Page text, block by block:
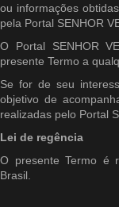
ou informações
pela Portal SENHOR
O Portal SENHOR
presente Termo a
Se for de seu
objetivo de
realizadas pelo Portal
Lei de regência
O presente Termo é
Brasil.